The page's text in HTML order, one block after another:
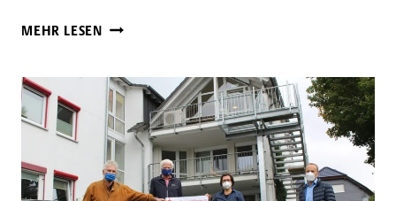
MEHR LESEN 1900
TEILHABE
AM
KULTURLEBEN